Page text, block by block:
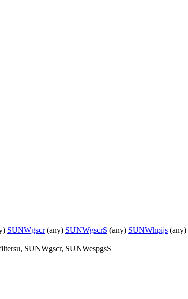
SUNWgscr(any) SUNWgscrS (any) SUNWhpijs (any)
SUNWgscr, SUNWespgsS